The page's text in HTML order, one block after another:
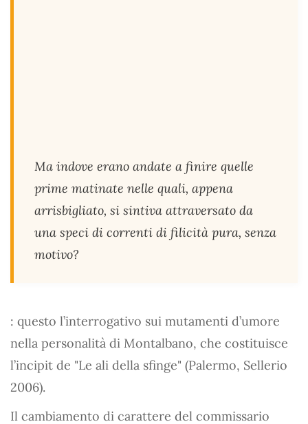
Ma indove erano andate a finire quelle
prime matinate nelle quali, appena
arrisbigliato, si sintiva attraversato da
una speci di correnti di filicità pura, senza
motivo?
: questo l’interrogativo sui mutamenti d’umore
nella personalità di Montalbano, che costituisce
l’incipit de "Le ali della sfinge" (Palermo, Sellerio
2006).
Il cambiamento di carattere del commissario